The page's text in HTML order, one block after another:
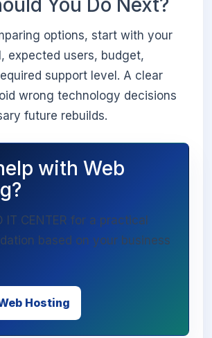
You Do Next?
options, start with your
expected users, budget,
support level. A clear
wrong technology decisions
future rebuilds.
with Web
IT CENTER for a practical
based on your business
Hosting